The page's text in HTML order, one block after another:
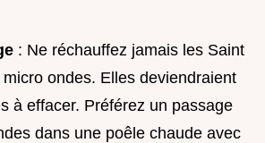
: Ne réchauffez jamais les Saint
ondes. Elles deviendraient
à effacer. Préférez un passage
dans une poêle chaude avec